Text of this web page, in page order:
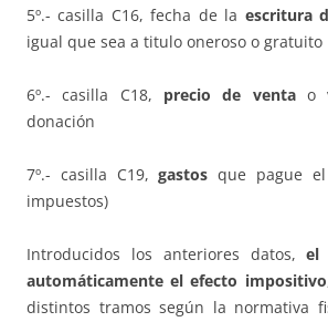
5º.- casilla C16, fecha de la escritura
igual que sea a titulo oneroso o gratuito
6º.- casilla C18, precio de ventao
donación
7º.- casilla C19,gastos que pague
impuestos)
Introducidos los anteriores datos,el
automáticamente el efecto impositivo
distintos tramos según la normativa